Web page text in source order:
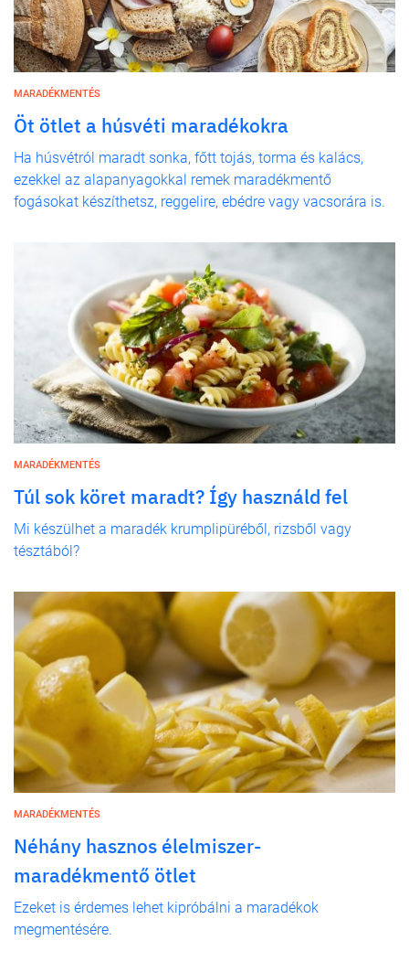
MARADÉKMENTÉS
Öt ötlet a húsvéti maradékokra
Ha húsvétról maradt sonka, főtt tojás, torma és kalács,
ezekkel az alapanyagokkal remek maradékmentő
fogásokat készíthetsz, reggelire, ebédre vagy vacsorára is.
MARADÉKMENTÉS
Túl sok köret maradt? Így használd fel
Mi készülhet a maradék krumplipüréből, rizsből vagy
tésztából?
MARADÉKMENTÉS
Néhány hasznos élelmiszer-
maradékmentő ötlet
Ezeket is érdemes lehet kipróbálni a maradékok
megmentésére.